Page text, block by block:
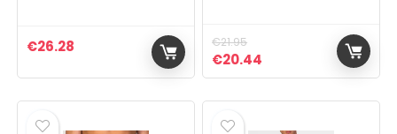
€26.28 €21.95
Oorspronkelijke prijs was:
€20.44 Huidige prijs is: